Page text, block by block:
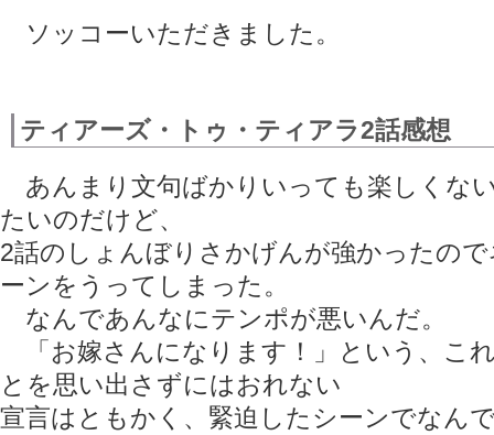
ソッコーいただきました。
ティアーズ・トゥ・ティアラ2話感想
あんまり文句ばかりいっても楽しくな
たいのだけど、
2話のしょんぼりさかげんが強かったの
ーンをうってしまった。
なんであんなにテンポが悪いんだ。
「お嫁さんになります！」という、こ
とを思い出さずにはおれない
宣言はともかく、緊迫したシーンでなん